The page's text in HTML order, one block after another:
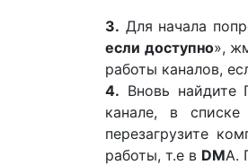
3. Для начала
если доступно»,
работы каналов,
4. Вновь
канале, в
перезагрузите
работы, т.е в DMA.